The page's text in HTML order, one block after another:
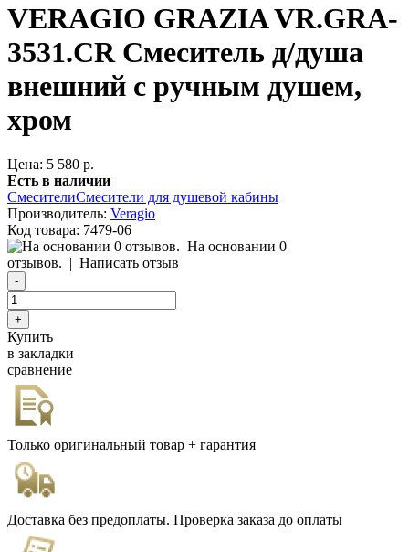
VERAGIO GRAZIA VR.GRA-
3531.CR Смеситель д/душа
внешний с ручным душем,
хром
Цена: 5 580 р.
Есть в наличии
СмесителиСмесители для душевой кабины
Производитель: Veragio
Код товара: 7479-06
На основании 0
отзывов. | Написать отзыв
Купить
в закладки
сравнение
Только оригинальный товар + гарантия
Доставка без предоплаты. Проверка заказа до оплаты